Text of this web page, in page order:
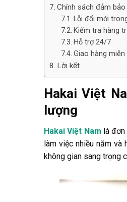
Chính sách đảm
Lỗi đổi mới
Kiểm tra hàng
Hỗ trợ 24/7
Giao hàng
Lời kết
Hakai Việt
lượng
Hakai Việt Nam là
làm việc nhiều năm
không gian sang trọng